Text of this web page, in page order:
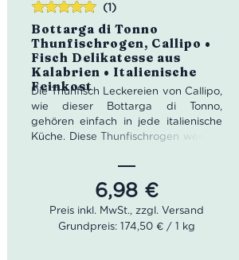
Bottarga di Tonno
Thunfischrogen, Callipo •
Fisch Delikatesse aus
Kalabrien • Italienische
Feinkost
(1)
Die Thunfisch Leckereien von Callipo,
wie dieser Bottarga di Tonno,
gehören einfach in jede italienische
Küche. Diese Thunfischrogen werden
hergestellt und vereinen die beste
Qualität des Mittelmeeres. Dank ihres
salzigen Geschmacks kannst Du sie
ideal mit frischer Tomatensoße zum
Würzen eines Nudelgerichts oder
6,98 €
Bewertet
mit5.00von
5
Grundpreis: 174,50 € / 1 kg